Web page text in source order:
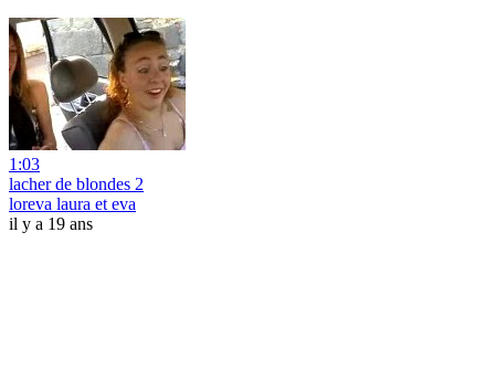
1:03
lacher de blondes 2
loreva laura et eva
il y a 19 ans